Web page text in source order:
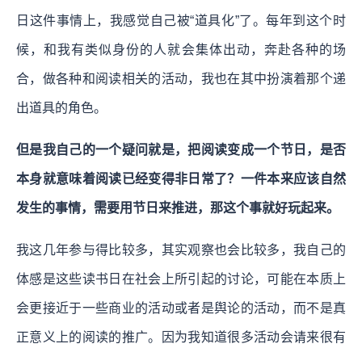
日这件事情上，我感觉自己被“道具化”了。每年到这个时
候，和我有类似身份的人就会集体出动，奔赴各种的场
合，做各种和阅读相关的活动，我也在其中扮演着那个递
出道具的角色。
但是我自己的一个疑问就是，把阅读变成一个节日，是否
本身就意味着阅读已经变得非日常了？一件本来应该自然
发生的事情，需要用节日来推进，那这个事就好玩起来。
我这几年参与得比较多，其实观察也会比较多，我自己的
体感是这些读书日在社会上所引起的讨论，可能在本质上
会更接近于一些商业的活动或者是舆论的活动，而不是真
正意义上的阅读的推广。因为我知道很多活动会请来很有